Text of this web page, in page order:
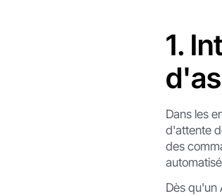
1.
Dans les
d'attente
des
Dès qu'un